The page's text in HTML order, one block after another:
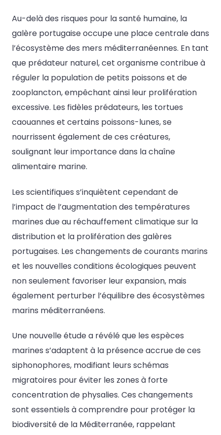
Au-delà des risques pour la santé humaine, la
galère portugaise occupe une place centrale dans
l’écosystème des mers méditerranéennes. En tant
que prédateur naturel, cet organisme contribue à
réguler la population de petits poissons et de
zooplancton, empêchant ainsi leur prolifération
excessive. Les fidèles prédateurs, les tortues
caouannes et certains poissons-lunes, se
nourrissent également de ces créatures,
soulignant leur importance dans la chaîne
alimentaire marine.
Les scientifiques s’inquiètent cependant de
l’impact de l’augmentation des températures
marines due au réchauffement climatique sur la
distribution et la prolifération des galères
portugaises. Les changements de courants marins
et les nouvelles conditions écologiques peuvent
non seulement favoriser leur expansion, mais
également perturber l’équilibre des écosystèmes
marins méditerranéens.
Une nouvelle étude a révélé que les espèces
marines s’adaptent à la présence accrue de ces
siphonophores, modifiant leurs schémas
migratoires pour éviter les zones à forte
concentration de physalies. Ces changements
sont essentiels à comprendre pour protéger la
biodiversité de la Méditerranée, rappelant